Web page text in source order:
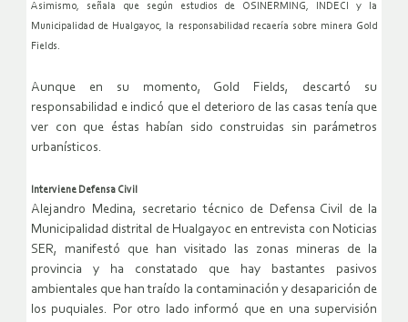
Asimismo, señala que según estudios de OSINERMING, INDECI y la
Municipalidad de Hualgayoc, la responsabilidad recaería sobre minera Gold
Fields.
Aunque en su momento, Gold Fields, descartó su
responsabilidad e indicó que el deterioro de las casas tenía que
ver con que éstas habían sido construidas sin parámetros
urbanísticos.
Interviene Defensa Civil
Alejandro Medina, secretario técnico de Defensa Civil de la
Municipalidad distrital de Hualgayoc en entrevista con Noticias
SER, manifestó que han visitado las zonas mineras de la
provincia y ha constatado que hay bastantes pasivos
ambientales que han traído la contaminación y desaparición de
los puquiales. Por otro lado informó que en una supervisión